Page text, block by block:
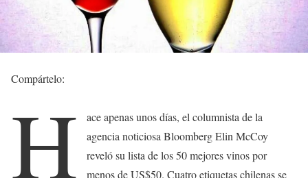
Compártelo:
H
ace apenas unos días, el columnista de la
agencia noticiosa Bloomberg Elin McCoy
reveló su lista de los 50 mejores vinos por
menos de US$50. Cuatro etiquetas chilenas se